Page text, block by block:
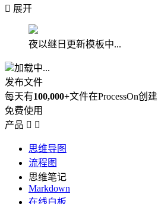
 展开
夜以继日更新模板中...
加载中...
发布文件
每天有100,000+文件在ProcessOn创建
免费使用
产品  
思维导图
流程图
思维笔记
Markdown
在线白板